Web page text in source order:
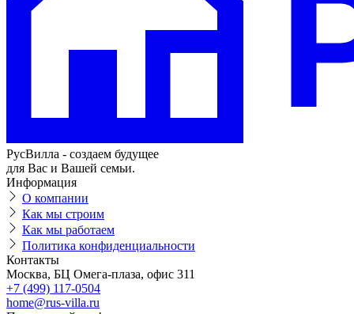
РусВилла - создаем будущее
для Вас и Вашей семьи.
Информация
О компании
Как мы строим
Как мы работаем
Политика конфиденциальности
Контакты
Москва, БЦ Омега-плаза, офис 311
+7 (499) 117-0504
home@rus-villa.ru